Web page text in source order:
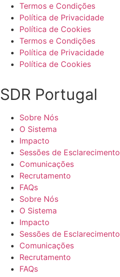
Termos e Condições
Política de Privacidade
Política de Cookies
Termos e Condições
Política de Privacidade
Política de Cookies
SDR Portugal
Sobre Nós
O Sistema
Impacto
Sessões de Esclarecimento
Comunicações
Recrutamento
FAQs
Sobre Nós
O Sistema
Impacto
Sessões de Esclarecimento
Comunicações
Recrutamento
FAQs